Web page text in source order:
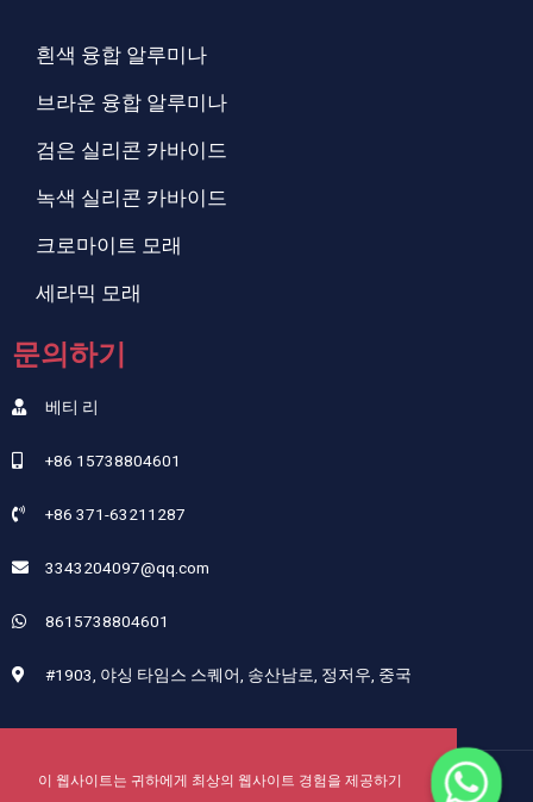
이 웹사이트는 귀하에게 최상의 웹사이트 경험을 제공하기
흰색 융합 알루미나
브라운 융합 알루미나
검은 실리콘 카바이드
녹색 실리콘 카바이드
크로마이트 모래
세라믹 모래
문의하기
베티 리
+86 15738804601
+86 371-63211287
3343204097@qq.com
8615738804601
#1903, 야싱 타임스 스퀘어, 송산남로, 정저우, 중국
저작권 © 2024 허난 쓰성 연마재 기술 유한 회사